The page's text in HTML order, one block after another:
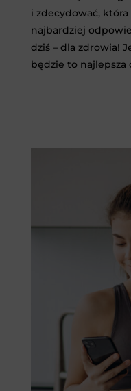
i zdecydować,
najbardziej
dziś – dla zdrowia!
będzie to najlepsza